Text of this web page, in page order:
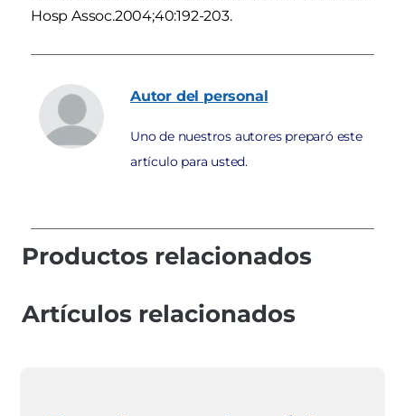
Hosp Assoc.2004;40:192-203.
Autor del personal
Uno de nuestros autores preparó este
artículo para usted.
Productos relacionados
Artículos relacionados